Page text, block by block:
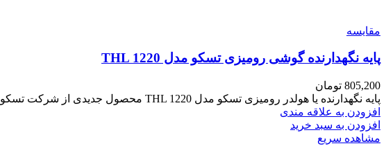
مقایسه
پایه نگهدارنده گوشی رومیزی تسکو مدل THL 1220
805,200 تومان
پایه نگهدارنده یا هولدر رومیزی تسکو مدل THL 1220 محصول جدیدی از شرکت تسکو با وزن کم و ابعاد مناسب
افزودن به علاقه مندی
افزودن به سبد خرید
مشاهده سریع